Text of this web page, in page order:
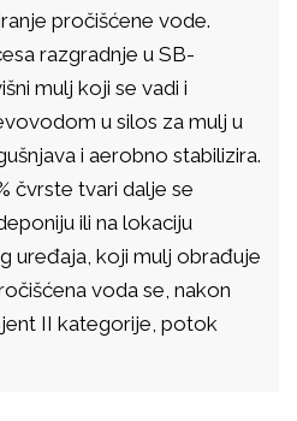
pročišćene vode.
razgradnje u SB-
mulj koji se vadi i
u silos za mulj u
i aerobno stabilizira.
čvrste tvari dalje se
ili na lokaciju
uređaja, koji mulj obrađuje
voda se, nakon
II kategorije, potok